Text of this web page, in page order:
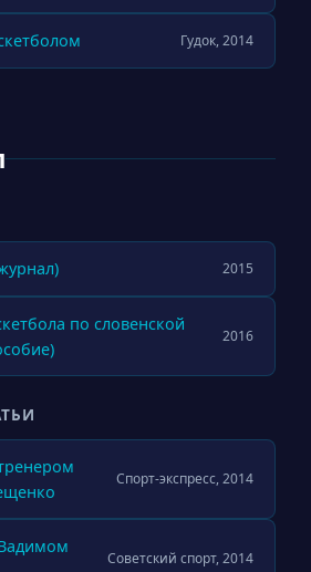
Гудок, 2014
2015
по словенской
2016
Спорт-экспресс, 2014
Советский спорт, 2014